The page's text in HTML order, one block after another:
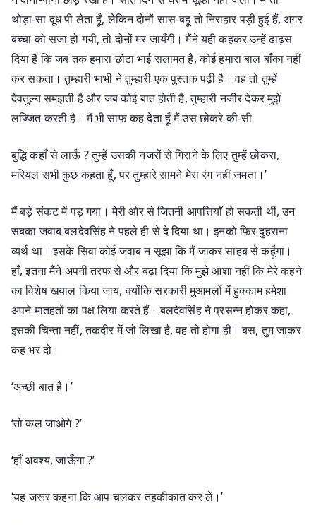
थोड़ा-सा दूध पी लेता हूँ, लेकिन दोनों सास-बहू तो निराहार पड़ी हुई हैं, अगर
बच्चा को सजा हो गयी, तो दोनों मर जायँगी। मैंने यही कहकर उन्हें ढाढ़स
दिया है कि जब तक हमारा छोटा भाई सलामत है, कोई हमारा बाल बाँका नहीं
कर सकता। तुम्हारी भाभी ने तुम्हारी एक पुस्तक पढ़ी है। वह तो तुम्हें
देवतुल्य समझती है और जब कोई बात होती है, तुम्हारी नजीर देकर मुझे
लज्जित करती है। मैं भी साफ कह देता हूँ मैं उस छोकरे की-सी
बुद्धि कहाँ से लाऊँ ? तुम्हें उसकी नजरों से गिराने के लिए तुम्हें छोकरा,
मरियल सभी कुछ कहता हूँ, पर तुम्हारे सामने मेरा रंग नहीं जमता।’
मैं बड़े संकट में पड़ गया। मेरी ओर से जितनी आपत्तियाँ हो सकती थीं, उन
सबका जवाब बलदेवसिंह ने पहले ही से दे दिया था। इनको फिर दुहराना
व्यर्थ था। इसके सिवा कोई जवाब न सूझा कि मैं जाकर साहब से कहूँगा।
हाँ, इतना मैंने अपनी तरफ से और बढ़ा दिया कि मुझे आशा नहीं कि मेरे कहने
का विशेष खयाल किया जाय, क्योंकि सरकारी मुआमलों में हुक्काम हमेशा
अपने मातहतों का पक्ष लिया करते हैं। बलदेवसिंह ने प्रसन्न होकर कहा,
इसकी चिन्ता नहीं, तकदीर में जो लिखा है, वह तो होगा ही। बस, तुम जाकर
कह भर दो।
‘अच्छी बात है।’
‘तो कल जाओगे ?’
‘हाँ अवश्य, जाऊँगा ?’
‘यह जरूर कहना कि आप चलकर तहकीकात कर लें।’